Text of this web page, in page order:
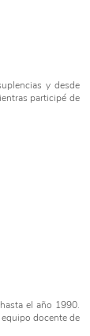
y desde
participé de
el año 1990.
docente de